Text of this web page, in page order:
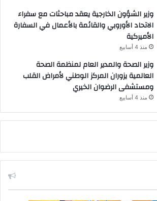
وزير الشؤون الخارجية يعقد مباحثات مع سفراء
الاتحاد الأوروبي والقائمة بالأعمال في السفارة
الأميركية
منذ 4 أسابيع
وزير الصحة والمدير العام لمنظمة الصحة
العالمية يزوران المركز الوطني لأمراض القلب
ومستشفى الرضوان الخيري
منذ 4 أسابيع